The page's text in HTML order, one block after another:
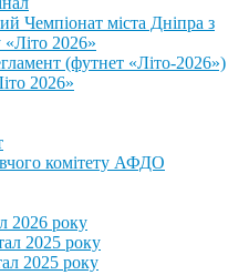
Чемпіонат міста Дніпра з
2026»
(футнет «Літо-2026»)
2026»
комітету АФДО
2026 року
2025 року
2025 року